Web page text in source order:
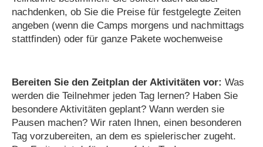
nachdenken, ob Sie die Preise für festgelegte Zeiten
angeben (wenn die Camps morgens und nachmittags
stattfinden) oder für ganze Pakete wochenweise
Bereiten Sie den Zeitplan der Aktivitäten vor: Was
werden die Teilnehmer jeden Tag lernen? Haben Sie
besondere Aktivitäten geplant? Wann werden sie
Pausen machen? Wir raten Ihnen, einen besonderen
Tag vorzubereiten, an dem es spielerischer zugeht.